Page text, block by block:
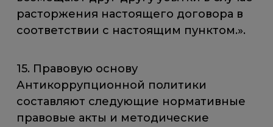
расторжения настоящего договора в
соответствии с настоящим пунктом.».
15. Правовую основу
Антикоррупционной политики
составляют следующие нормативные
правовые акты и методические